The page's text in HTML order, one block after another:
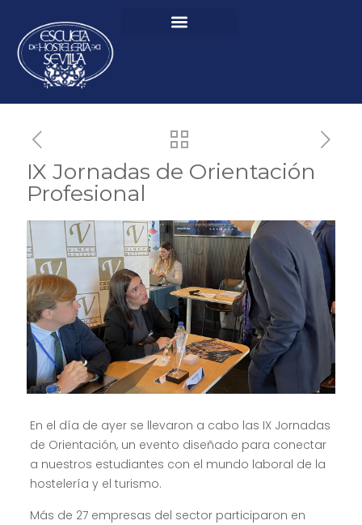
IX Jornadas de Orientación
Profesional
En el día de ayer se llevaron a cabo las IX Jornadas
de Orientación, un evento diseñado para conectar
a nuestros estudiantes con el mundo laboral de la
hostelería y el turismo.
Más de 27 empresas del sector participaron en